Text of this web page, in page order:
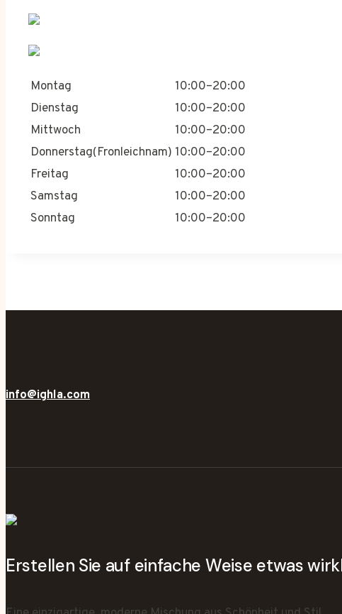
Montag
10:00–20:00
Dienstag
10:00–20:00
Mittwoch
10:00–20:00
Donnerstag(Fronleichnam) 10:00–20:00
Freitag
10:00–20:00
Samstag
10:00–20:00
Sonntag
10:00–20:00
info@ighla.com
Erstellen Sie auf einfache Weise etwas